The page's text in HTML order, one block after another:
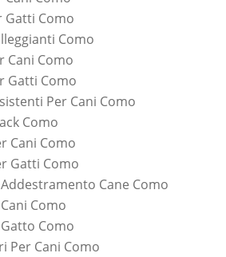
Gatti Como
Como
Cani Como
Gatti Como
Per Cani Como
Como
Cani Como
Gatti Como
Cane Como
Como
Como
Per Cani Como